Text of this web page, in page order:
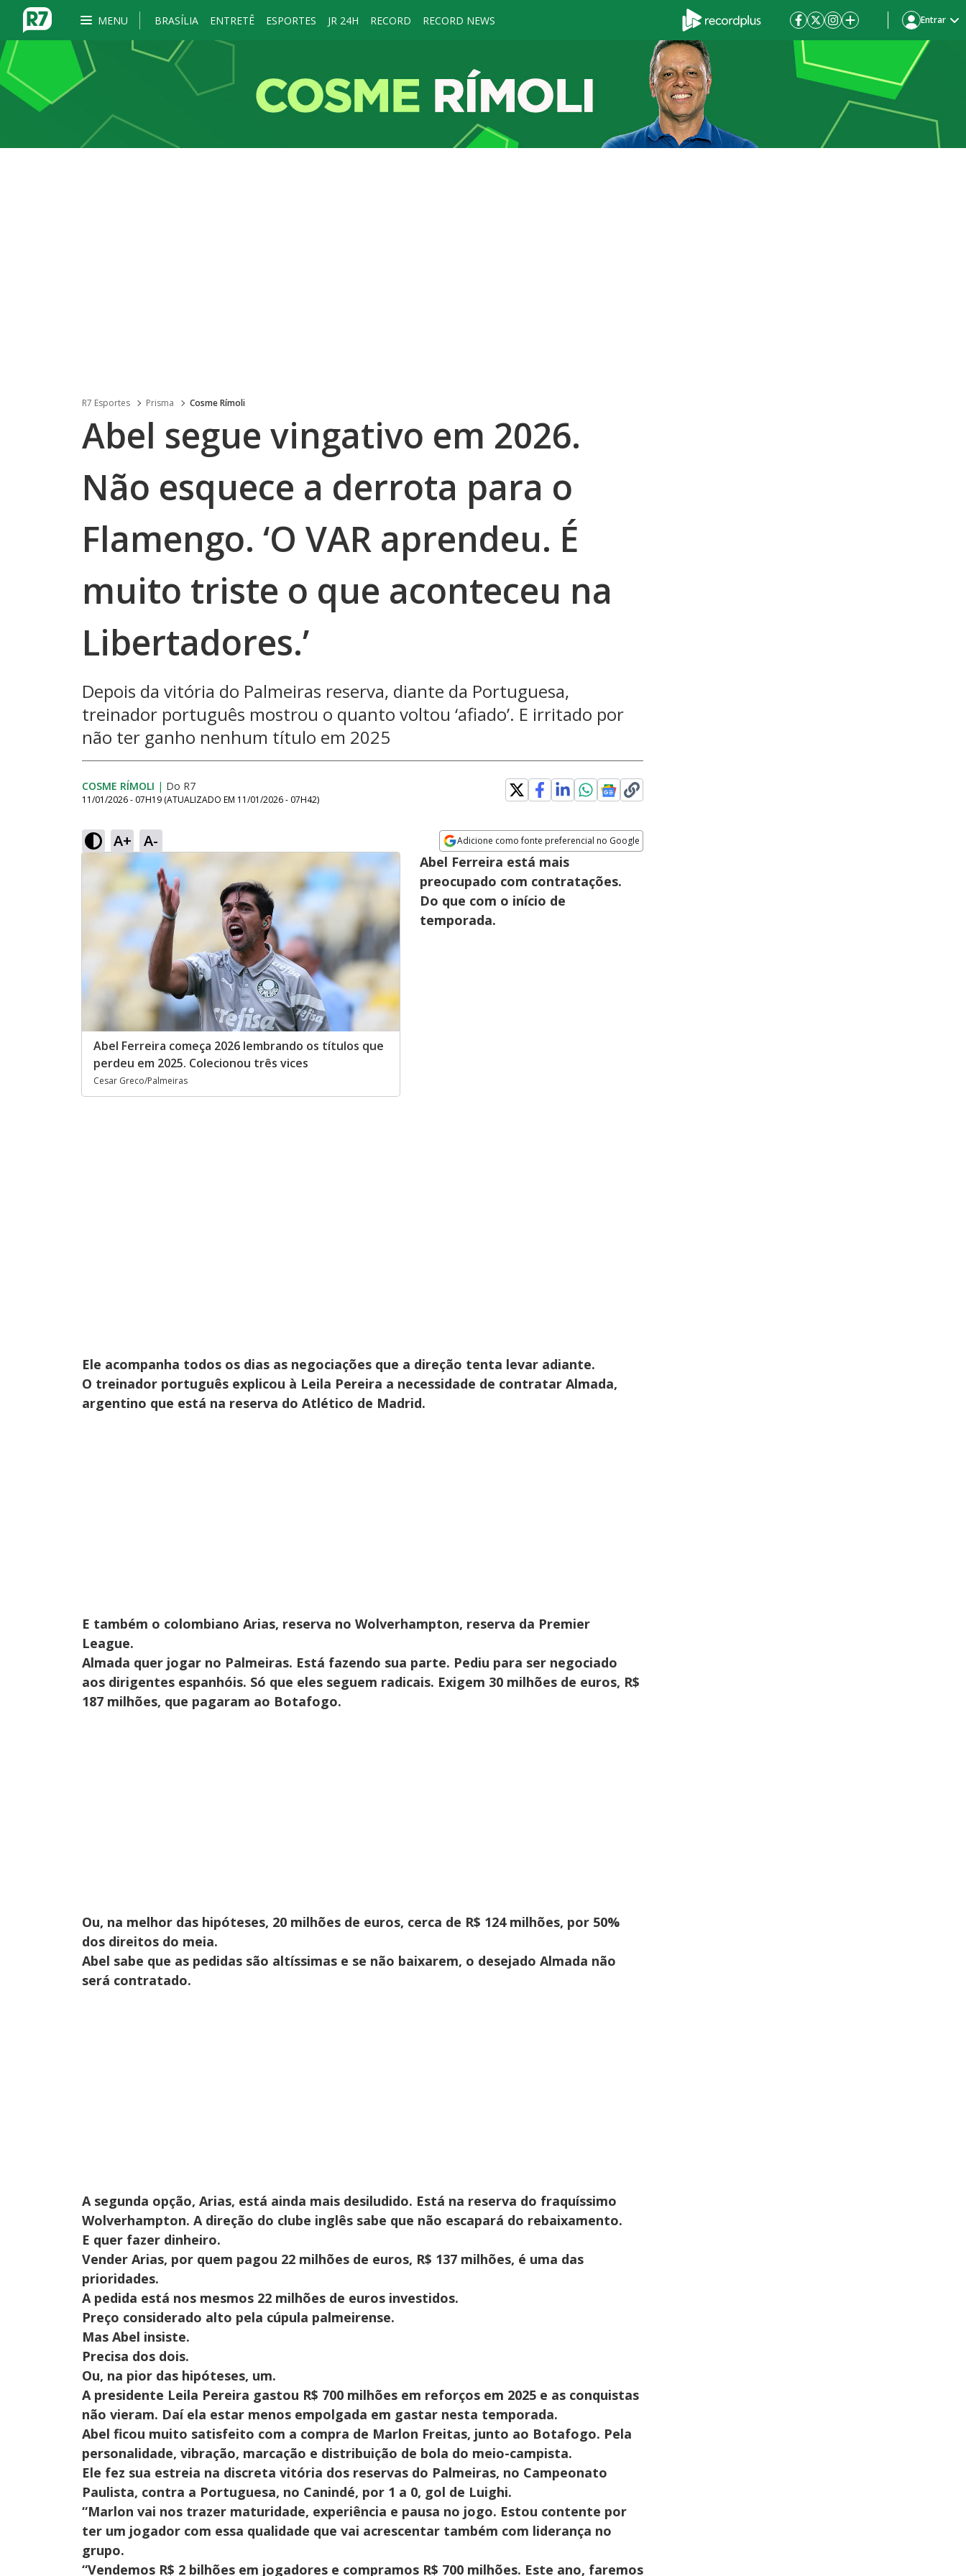
MENU BRASÍLIA ENTRETÊ ESPORTES JR 24H RECORD RECORD NEWS Entrar
R7 Esportes Prisma Cosme Rímoli
Abel segue vingativo em 2026.
Não esquece a derrota para o
Flamengo. ‘O VAR aprendeu. É
muito triste o que aconteceu na
Libertadores.’
Depois da vitória do Palmeiras reserva, diante da Portuguesa,
treinador português mostrou o quanto voltou ‘afiado’. E irritado por
não ter ganho nenhum título em 2025
COSME RÍMOLI | Do R7
11/01/2026 - 07H19 (ATUALIZADO EM 11/01/2026 - 07H42)
A+ A- Adicione como fonte preferencial no Google
Opens in new window
Abel Ferreira começa 2026 lembrando os títulos que
perdeu em 2025. Colecionou três vices
Cesar Greco/Palmeiras
Abel Ferreira está mais
preocupado com contratações.
Do que com o início de
temporada.
Ele acompanha todos os dias as negociações que a direção tenta levar adiante.
O treinador português explicou à Leila Pereira a necessidade de contratar Almada,
argentino que está na reserva do Atlético de Madrid.
E também o colombiano Arias, reserva no Wolverhampton, reserva da Premier
League.
Almada quer jogar no Palmeiras. Está fazendo sua parte. Pediu para ser negociado
aos dirigentes espanhóis. Só que eles seguem radicais. Exigem 30 milhões de euros, R$
187 milhões, que pagaram ao Botafogo.
Ou, na melhor das hipóteses, 20 milhões de euros, cerca de R$ 124 milhões, por 50%
dos direitos do meia.
Abel sabe que as pedidas são altíssimas e se não baixarem, o desejado Almada não
será contratado.
A segunda opção, Arias, está ainda mais desiludido. Está na reserva do fraquíssimo
Wolverhampton. A direção do clube inglês sabe que não escapará do rebaixamento.
E quer fazer dinheiro.
Vender Arias, por quem pagou 22 milhões de euros, R$ 137 milhões, é uma das
prioridades.
A pedida está nos mesmos 22 milhões de euros investidos.
Preço considerado alto pela cúpula palmeirense.
Mas Abel insiste.
Precisa dos dois.
Ou, na pior das hipóteses, um.
A presidente Leila Pereira gastou R$ 700 milhões em reforços em 2025 e as conquistas
não vieram. Daí ela estar menos empolgada em gastar nesta temporada.
Abel ficou muito satisfeito com a compra de Marlon Freitas, junto ao Botafogo. Pela
personalidade, vibração, marcação e distribuição de bola do meio-campista.
Ele fez sua estreia na discreta vitória dos reservas do Palmeiras, no Campeonato
Paulista, contra a Portuguesa, no Canindé, por 1 a 0, gol de Luighi.
“Marlon vai nos trazer maturidade, experiência e pausa no jogo. Estou contente por
ter um jogador com essa qualidade que vai acrescentar também com liderança no
grupo.
“Vendemos R$ 2 bilhões em jogadores e compramos R$ 700 milhões. Este ano, faremos